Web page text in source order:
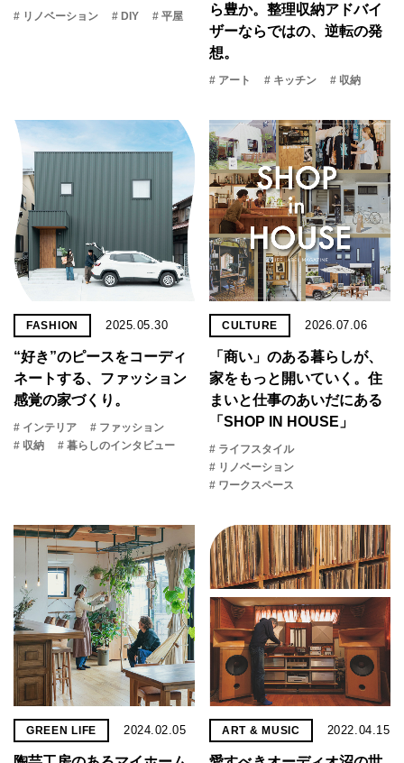
# リノベーション # DIY # 平屋
ら豊か。整理収納アドバイ
ザーならではの、逆転の発
想。
# アート # キッチン # 収納
FASHION 2025.05.30
“好き”のピースをコーディ
ネートする、ファッション
感覚の家づくり。
# インテリア
# ファッション
# 収納
# 暮らしのインタビュー
CULTURE 2026.07.06
「商い」の​ある​暮らしが、​
家を​もっと​開いていく。​住
まいと​仕事の​あいだに​ある​
「SHOP IN HOUSE」
# ライフスタイル
# リノベーション
# ワークスペース
GREEN LIFE 2024.02.05 ART & MUSIC 2022.04.15